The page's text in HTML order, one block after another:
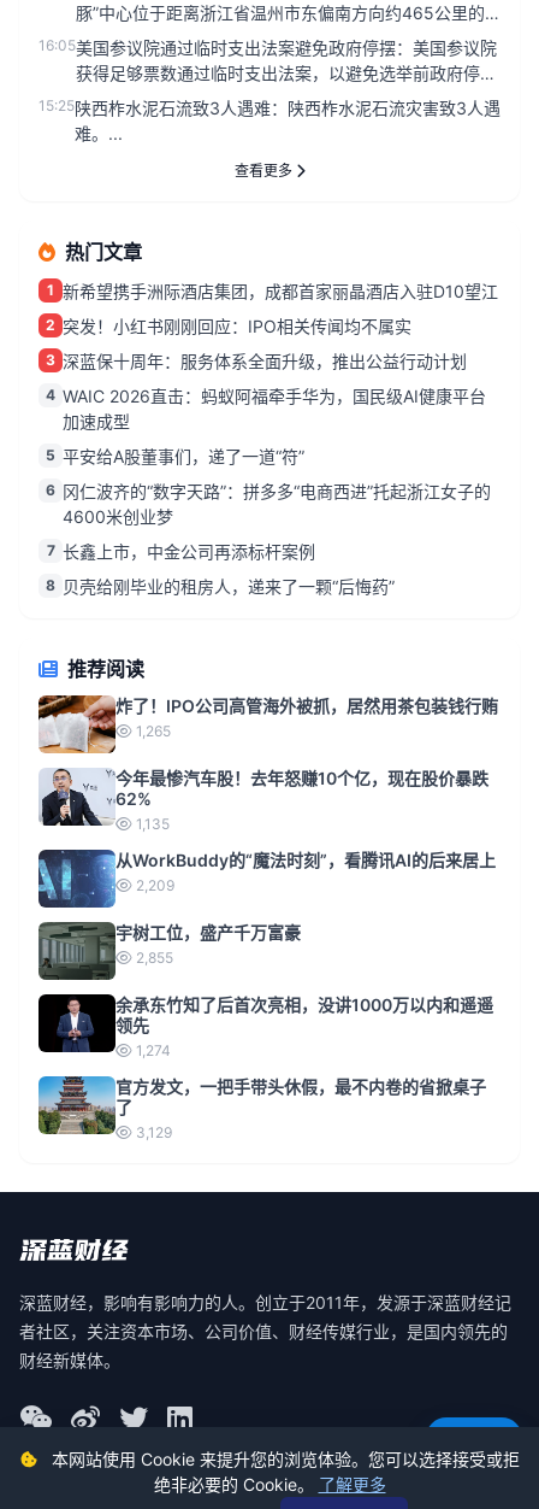
豚”中心位于距离浙江省温州市东偏南方向约465公里的
洋面上，中心附近...
16:05美国参议院通过临时支出法案避免政府停摆：美国参议院
获得足够票数通过临时支出法案，以避免选举前政府停
摆。...
15:25陕西柞水泥石流致3人遇难：陕西柞水泥石流灾害致3人遇
难。...
查看更多
热门文章
1 新希望携手洲际酒店集团，成都首家丽晶酒店入驻D10望江
2 突发！小红书刚刚回应：IPO相关传闻均不属实
3 深蓝保十周年：服务体系全面升级，推出公益行动计划
4 WAIC 2026直击：蚂蚁阿福牵手华为，国民级AI健康平台
加速成型
5 平安给A股董事们，递了一道“符”
6 冈仁波齐的“数字天路”：拼多多“电商西进”托起浙江女子的
4600米创业梦
7 长鑫上市，中金公司再添标杆案例
8 贝壳给刚毕业的租房人，递来了一颗“后悔药”
推荐阅读
炸了！IPO公司高管海外被抓，居然用茶包装钱行贿
1,265
今年最惨汽车股！去年怒赚10个亿，现在股价暴跌
62%
1,135
从WorkBuddy的“魔法时刻”，看腾讯AI的后来居上
2,209
宇树工位，盛产千万富豪
2,855
余承东竹知了后首次亮相，没讲1000万以内和遥遥
领先
1,274
官方发文，一把手带头休假，最不内卷的省掀桌子
了
3,129
深蓝财经，影响有影响力的人。创立于2011年，发源于深蓝财经记
者社区，关注资本市场、公司价值、财经传媒行业，是国内领先的
财经新媒体。
本网站使用 Cookie 来提升您的浏览体验。您可以选择接受或拒
绝非必要的 Cookie。 了解更多